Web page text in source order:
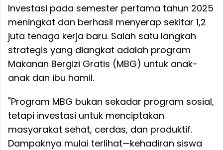
Investasi pada semester pertama tahun 2025
meningkat dan berhasil menyerap sekitar 1,2
juta tenaga kerja baru. Salah satu langkah
strategis yang diangkat adalah program
Makanan Bergizi Gratis (MBG) untuk anak-
anak dan ibu hamil.
"Program MBG bukan sekadar program sosial,
tetapi investasi untuk menciptakan
masyarakat sehat, cerdas, dan produktif.
Dampaknya mulai terlihat—kehadiran siswa